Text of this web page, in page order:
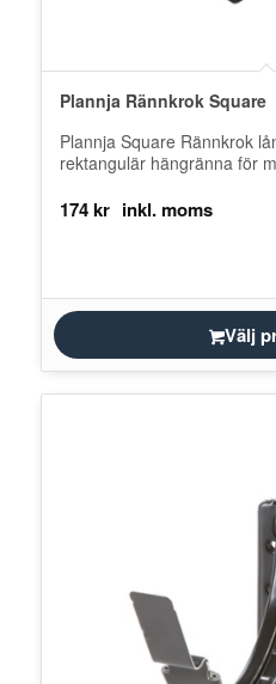
Plannja Rännkrok Square
Plannja Square Rännkrok
rektangulär hängränna för
med…
174kr
Välj